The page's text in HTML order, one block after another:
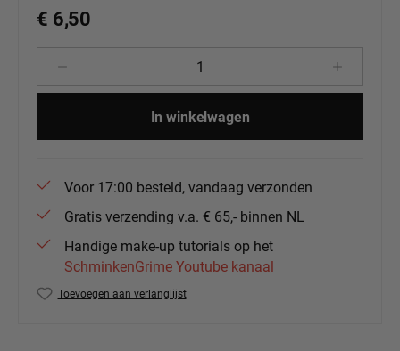
€ 6,50
Producthoeveelheid: Voer de
In winkelwagen
Voor 17:00 besteld, vandaag verzonden
Gratis verzending v.a. € 65,- binnen NL
Handige make-up tutorials op het
SchminkenGrime Youtube kanaal
Toevoegen aan verlanglijst